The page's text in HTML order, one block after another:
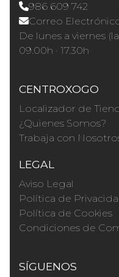
986 609 742
Correo
De lunes a viernes
09.00h · 17.30h
CENTROXOGO
Localizador de
¿Quienes Somos?
Trabaja con
LEGAL
Aviso Legal
Política de
Política de Cookies
Condiciones de
SÍGUENOS